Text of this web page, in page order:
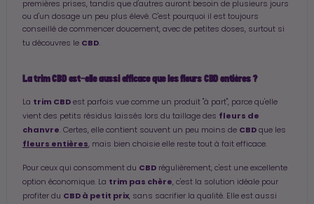
premières prises, tandis que d'autres auront besoin de plusieurs jours
ou d'un dosage un peu plus élevé. C'est pourquoi il est toujours
conseillé de commencer doucement, avec de petites doses, surtout si
tu découvres le CBD.
La trim CBD est-elle aussi efficace que les fleurs CBD entières ?
La trim CBD est parfois vue comme un produit "à part", parce qu'elle
vient des petits résidus laissés lors du taillage des fleurs de
chanvre. Certes, elle contient souvent un peu moins de CBD que les
fleurs entières, mais bien choisie elle reste tout à fait efficace.
Pour ceux qui consomment du CBD régulièrement, c'est une excellente
option économique. La trim pas chère, c'est la solution idéale pour
profiter du CBD à petit prix, sans sacrifier la qualité. Elle est aussi